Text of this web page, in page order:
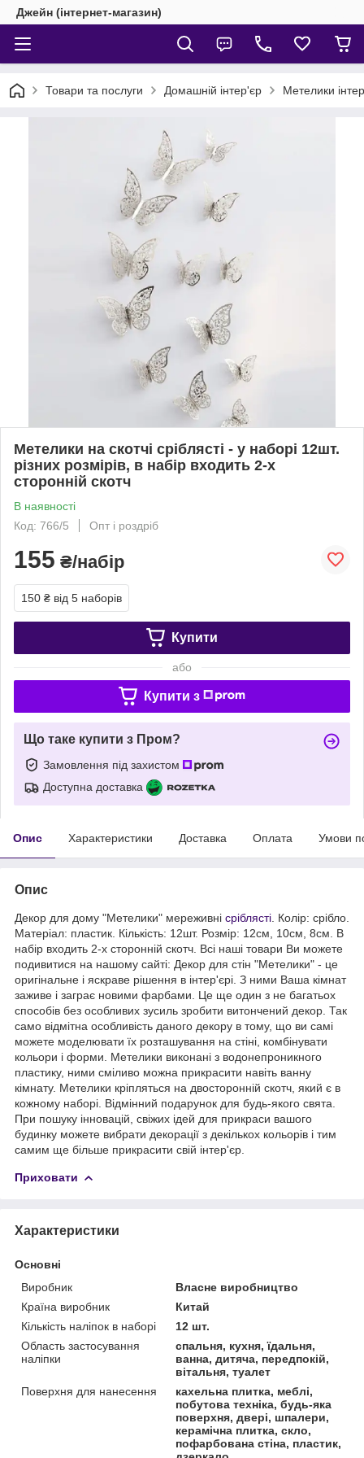
Джейн (інтернет-магазин)
Товари та послуги Домашній інтер'єр Метелики
Метелики на скотчі сріблясті - у наборі 12шт.
різних розмірів, в набір входить 2-х
сторонній скотч
В наявності
Код: 766/5
Опт і роздріб
155 ₴/набір
150 ₴ від 5 наборів
Купити
або
Купити з
Що таке купити з Пром?
Замовлення під захистом
Доступна доставка
Опис Характеристики Доставка Оплата Умови
Опис
Декор для дому "Метелики" мереживні сріблясті . Колір: срібло.
Матеріал: пластик. Кількість: 12шт. Розмір: 12см, 10см, 8см. В
набір входить 2-х сторонній скотч. Всі наші товари Ви можете
подивитися на нашому сайті: Декор для стін "Метелики" - це
оригінальне і яскраве рішення в інтер'єрі. З ними Ваша кімнат
заживе і заграє новими фарбами. Це ще один з не багатьох
способів без особливих зусиль зробити витончений декор. Так
само відмітна особливість даного декору в тому, що ви самі
можете моделювати їх розташування на стіні, комбінувати
кольори і форми. Метелики виконані з водонепроникного
пластику, ними сміливо можна прикрасити навіть ванну
кімнату. Метелики кріпляться на двосторонній скотч, який є в
кожному наборі. Відмінний подарунок для будь-якого свята.
При пошуку інновацій, свіжих ідей для прикраси вашого
будинку можете вибрати декорації з декількох кольорів і тим
самим ще більше прикрасити свій інтер'єр.
Приховати
Характеристики
Основні
Виробник
Власне виробництво
Країна виробник
Китай
Кількість наліпок в наборі
12 шт.
Область застосування
наліпки
спальня, кухня, їдальня,
ванна, дитяча, передпокій,
вітальня, туалет
Поверхня для нанесення
кахельна плитка, меблі,
побутова техніка, будь-яка
поверхня, двері, шпалери,
керамічна плитка, скло,
пофарбована стіна, пластик,